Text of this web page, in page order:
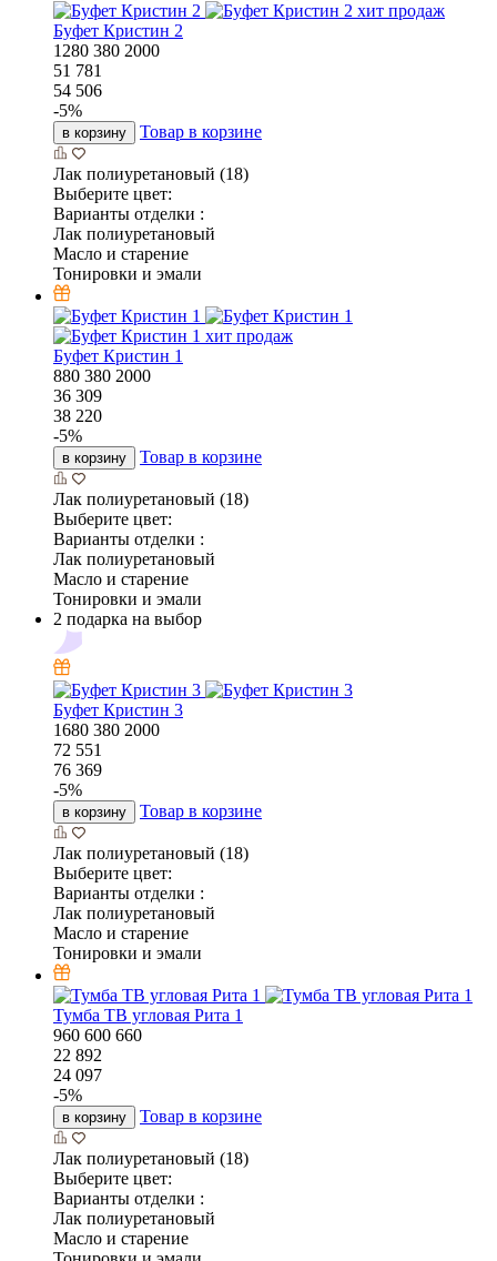
хит продаж
Буфет Кристин 2
1280 380 2000
51 781
54 506
-5%
в корзину Товар в корзине
Лак полиуретановый (18)
Выберите цвет:
Варианты отделки :
Лак полиуретановый
Масло и старение
Тонировки и эмали
хит продаж
Буфет Кристин 1
880 380 2000
36 309
38 220
-5%
в корзину Товар в корзине
Лак полиуретановый (18)
Выберите цвет:
Варианты отделки :
Лак полиуретановый
Масло и старение
Тонировки и эмали
2 подарка на выбор
Буфет Кристин 3
1680 380 2000
72 551
76 369
-5%
в корзину Товар в корзине
Лак полиуретановый (18)
Выберите цвет:
Варианты отделки :
Лак полиуретановый
Масло и старение
Тонировки и эмали
Тумба ТВ угловая Рита 1
960 600 660
22 892
24 097
-5%
в корзину Товар в корзине
Лак полиуретановый (18)
Выберите цвет:
Варианты отделки :
Лак полиуретановый
Масло и старение